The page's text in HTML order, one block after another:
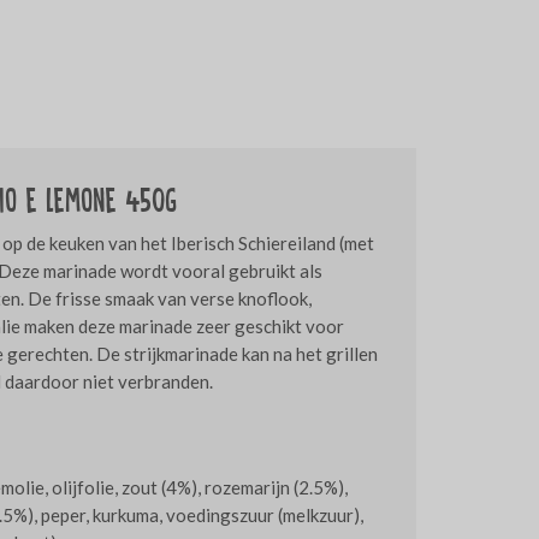
Lemone 450g
de keuken van het Iberisch Schiereiland (met
marinade wordt vooral gebruikt als
De frisse smaak van verse knoflook,
maken deze marinade zeer geschikt voor
De strijkmarinade kan na het grillen
niet verbranden.
olijfolie, zout (4%), rozemarijn (2.5%),
peper, kurkuma, voedingszuur (melkzuur),